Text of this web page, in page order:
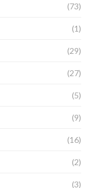
(73)
(1)
(29)
(27)
(5)
(9)
(16)
(2)
(3)